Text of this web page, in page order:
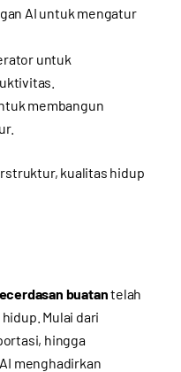
AI untuk mengatur
untuk
membangun
kualitas hidup
buatantelah
Mulai dari
hingga
menghadirkan